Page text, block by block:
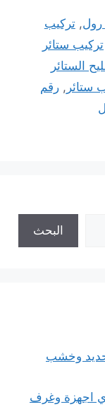
رول,تركيب
تركيب ستائر
الستائر
ستائر , رقم
البحث
حديد وخشب
اجهزة وغرف